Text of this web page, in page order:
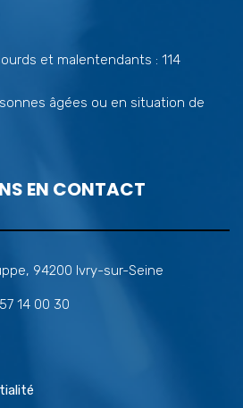
et malentendants : 114
âgées ou en situation de
EN CONTACT
94200 Ivry-sur-Seine
14 00 30